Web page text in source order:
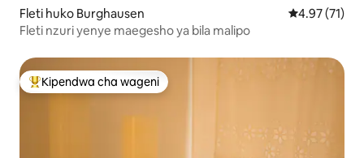
Fleti huko Burghausen Ukadiriaji wa
4.97 (71)
Fleti nzuri yenye maegesho ya bila malipo
Kipendwa maarufu cha wageni
Kipendwa cha wageni